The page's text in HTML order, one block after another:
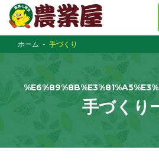
ホーム 手づくり
手づくり